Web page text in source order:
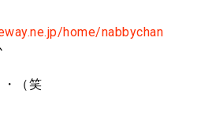
home/nabbychan
（笑